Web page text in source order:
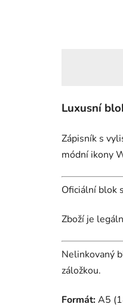
Luxusní
Zápisník s
módní ikony
Oficiální blok
Zboží je
Nelinkovaný
záložkou.
Formát:A5